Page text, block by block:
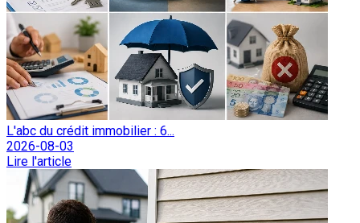
L'abc du crédit immobilier : 6...
2026-08-03
Lire l'article